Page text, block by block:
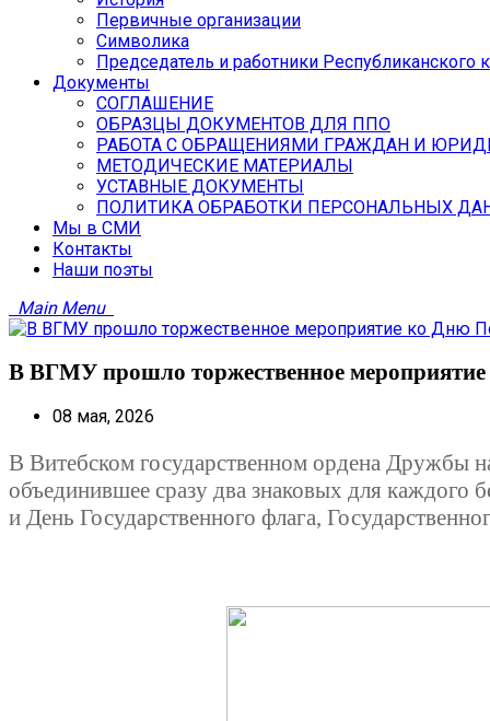
Первичные организации
Символика
Председатель и работники Республиканского
Документы
СОГЛАШЕНИЕ
ОБРАЗЦЫ ДОКУМЕНТОВ ДЛЯ ППО
РАБОТА С ОБРАЩЕНИЯМИ ГРАЖДАН И
МЕТОДИЧЕСКИЕ МАТЕРИАЛЫ
УСТАВНЫЕ ДОКУМЕНТЫ
ПОЛИТИКА ОБРАБОТКИ ПЕРСОНАЛЬНЫХ
Мы в СМИ
Контакты
Наши поэты
Main Menu
В ВГМУ прошло торжественное
08 мая, 2026
В Витебском государственном ордена Дружбы
объединившее сразу два знаковых для каждого
и День Государственного флага,